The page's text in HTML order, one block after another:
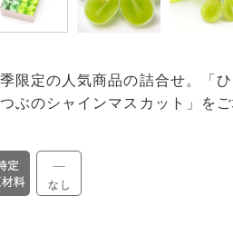
限定の人気商品の詰合せ。「
ぶのシャインマスカット」をご